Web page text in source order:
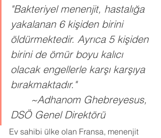
"Bakteriyel menenjit, hastalığa
yakalanan 6 kişiden birini
öldürmektedir. Ayrıca 5 kişiden
birini de ömür boyu kalıcı
olacak engellerle karşı karşıya
bırakmaktadır."
DSÖ Genel Direktörü
Ev sahibi ülke olan Fransa, menenjit